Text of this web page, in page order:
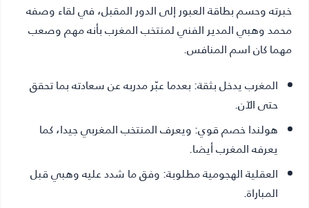
خبرته وحسم بطاقة العبور إلى الدور المقبل، في لقاء وصفه
محمد وهبي المدير الفني لمنتخب المغرب بأنه مهم وصعب
مهما كان اسم المنافس.
المغرب يدخل بثقة:بعدما عبّر مدربه عن سعادته بما تحقق
حتى الآن.
هولندا خصم قوي:ويعرف المنتخب المغربي جيدا، كما
يعرفه المغرب أيضا.
العقلية الهجومية مطلوبة:وفق ما شدد عليه وهبي قبل
المباراة.